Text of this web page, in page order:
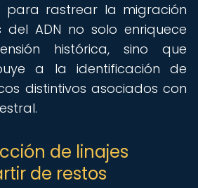
para rastrear la migración
ADN no solo enriquece
histórica, sino que
a la identificación de
distintivos asociados con
de linajes
de restos